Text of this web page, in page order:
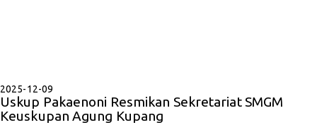
2025-12-09
Uskup Pakaenoni Resmikan Sekretariat SMGM
Keuskupan Agung Kupang